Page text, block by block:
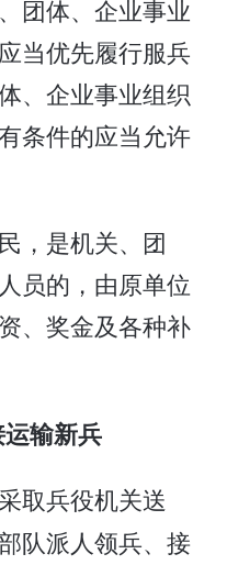
团体、企业事业
当优先履行服兵
、企业事业组织
条件的应当允许
，是机关、团
员的，由原单位
、奖金及各种补
输新兵
取兵役机关送
队派人领兵、接